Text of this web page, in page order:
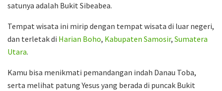
satunya adalah Bukit Sibeabea.
Tempat wisata ini mirip dengan tempat wisata di luar negeri,
dan terletak di Harian Boho, Kabupaten Samosir, Sumatera
Utara.
Kamu bisa menikmati pemandangan indah Danau Toba,
serta melihat patung Yesus yang berada di puncak Bukit